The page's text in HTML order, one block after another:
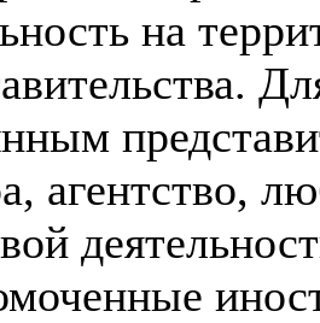
на
агентство,